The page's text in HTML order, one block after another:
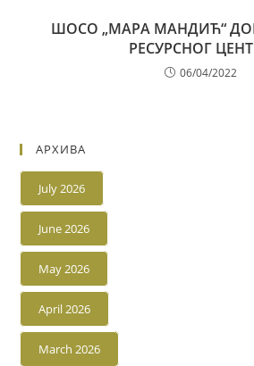
ШОСО „МАРА МАНДИЋ“
РЕСУРСНОГ
06/04/2022
АРХИВА
July 2026
June 2026
May 2026
April 2026
March 2026